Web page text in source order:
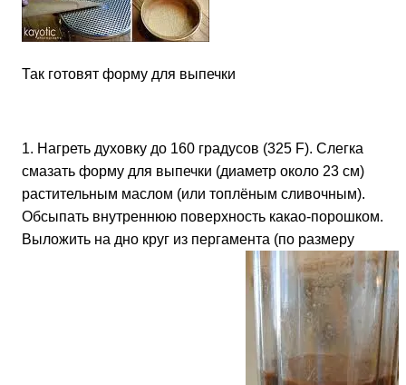
Так готовят форму для выпечки
1. Нагреть духовку до 160 градусов (325 F). Слегка
смазать форму для выпечки (диаметр около 23 см)
растительным маслом (или топлёным сливочным).
Обсыпать внутреннюю поверхность какао-порошком.
Выложить на дно круг из пергамента (по размеру